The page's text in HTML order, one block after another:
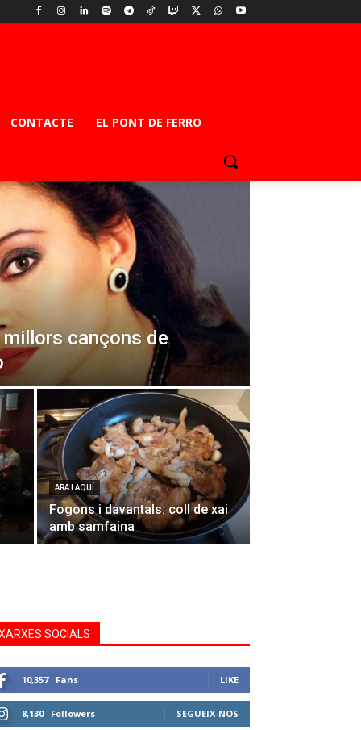
CONTACTE EL PONT DE FERRO
millors cançons de
ARA I AQUÍ
Fogons i davantals: coll de xai
amb samfaina
SOCIALS
10,357 Fans LIKE
8,130 Followers SEGUEIX-NOS